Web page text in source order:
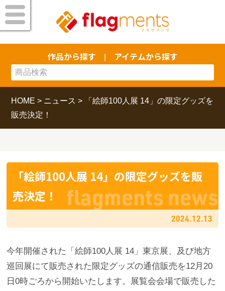
作品から探す アイテムから探す
HOME > ニュース >
「絵師100人展 14」の限定グッズを
販売決定！
「絵師100人展 14」の限定グッズを販
売決定！
2024.12.13
今年開催された「絵師100人展 14」東京展、及び地方
巡回展にて販売された限定グッズの通信販売を12月20
日0時ごろから開始いたします。展覧会会場で販売した